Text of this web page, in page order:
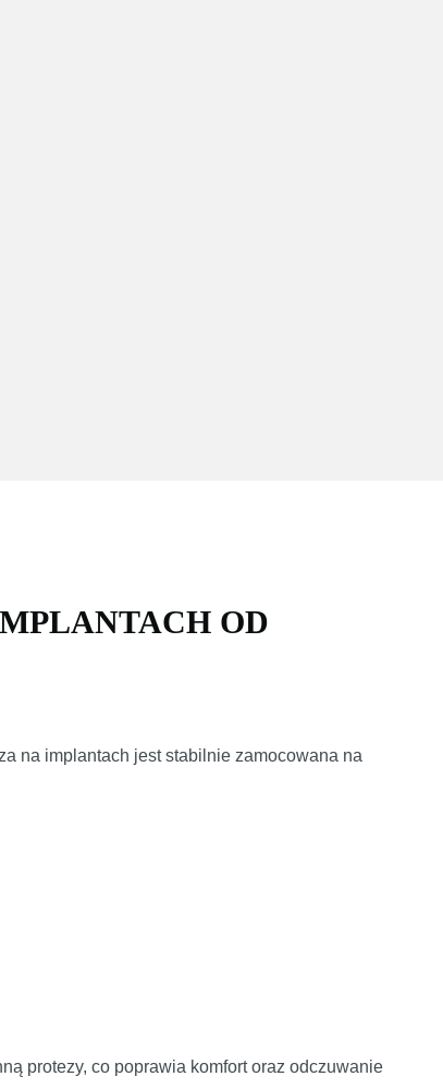
OD
na implantach jest stabilnie zamocowana na
protezy, co poprawia komfort oraz odczuwanie